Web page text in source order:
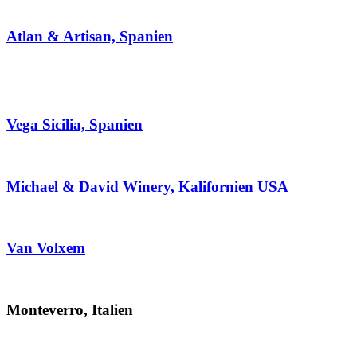
Atlan & Artisan, Spanien
Vega Sicilia, Spanien
Michael & David Winery, Kalifornien USA
Van Volxem
Monteverro, Italien